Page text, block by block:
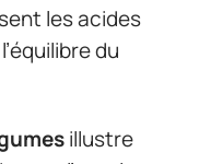
les acides
du
illustre